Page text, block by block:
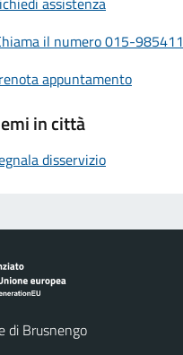
il numero 015-985411
appuntamento
in città
disservizio
di Brusnengo